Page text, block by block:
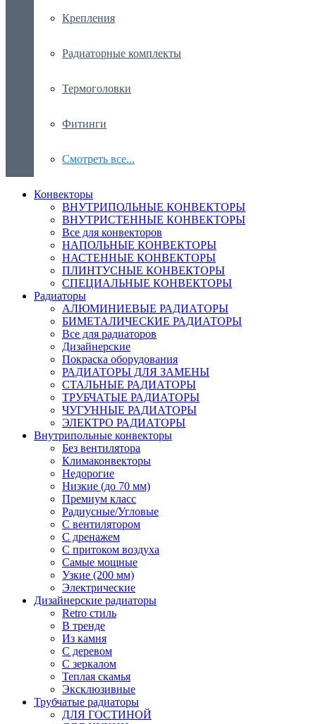
Крепления
Радиаторные комплекты
Термоголовки
Фитинги
Смотреть все...
Конвекторы
ВНУТРИПОЛЬНЫЕ КОНВЕКТОРЫ
ВНУТРИСТЕННЫЕ КОНВЕКТОРЫ
Все для конвекторов
НАПОЛЬНЫЕ КОНВЕКТОРЫ
НАСТЕННЫЕ КОНВЕКТОРЫ
ПЛИНТУСНЫЕ КОНВЕКТОРЫ
СПЕЦИАЛЬНЫЕ КОНВЕКТОРЫ
Радиаторы
АЛЮМИНИЕВЫЕ РАДИАТОРЫ
БИМЕТАЛИЧЕСКИЕ РАДИАТОРЫ
Все для радиаторов
Дизайнерские
Покраска оборудования
РАДИАТОРЫ ДЛЯ ЗАМЕНЫ
СТАЛЬНЫЕ РАДИАТОРЫ
ТРУБЧАТЫЕ РАДИАТОРЫ
ЧУГУННЫЕ РАДИАТОРЫ
ЭЛЕКТРО РАДИАТОРЫ
Внутрипольные конвекторы
Без вентилятора
Климаконвекторы
Недорогие
Низкие (до 70 мм)
Премиум класс
Радиусные/Угловые
С вентилятором
С дренажем
С притоком воздуха
Самые мощные
Узкие (200 мм)
Электрические
Дизайнерские радиаторы
Retro стиль
В тренде
Из камня
С деревом
С зеркалом
Теплая скамья
Эксклюзивные
Трубчатые радиаторы
ДЛЯ ГОСТИНОЙ